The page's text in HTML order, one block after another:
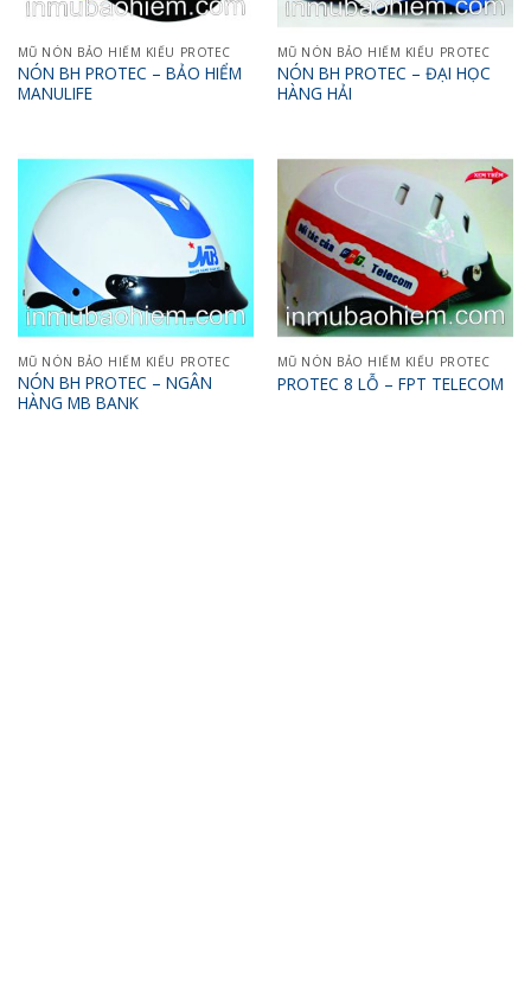
MŨ NÓN BẢO HIỂM KIỂU PROTEC
NÓN BH PROTEC – BẢO HIỂM
MANULIFE
MŨ NÓN BẢO HIỂM KIỂU PROTEC
NÓN BH PROTEC – ĐẠI HỌC
HÀNG HẢI
MŨ NÓN BẢO HIỂM KIỂU PROTEC
NÓN BH PROTEC – NGÂN
HÀNG MB BANK
MŨ NÓN BẢO HIỂM KIỂU PROTEC
PROTEC 8 LỖ – FPT TELECOM